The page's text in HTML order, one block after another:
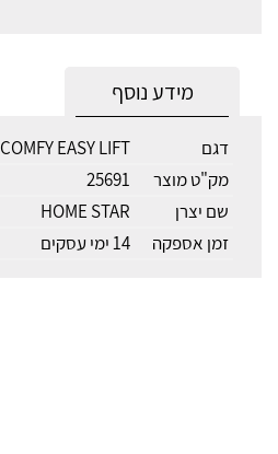
מידע נוסף
דגם
COMFY EASY LIFT
מק"ט מוצר
25691
שם יצרן
HOME STAR
זמן אספקה
14 ימי עסקים